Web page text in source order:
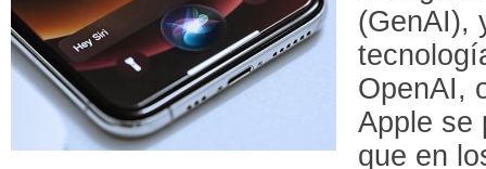
(GenAI),
OpenAI,
Apple se
que en